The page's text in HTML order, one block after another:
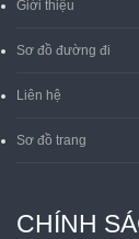
Giới thiệu
Sơ đồ đường đi
Liên hệ
Sơ đồ trang
CHÍNH